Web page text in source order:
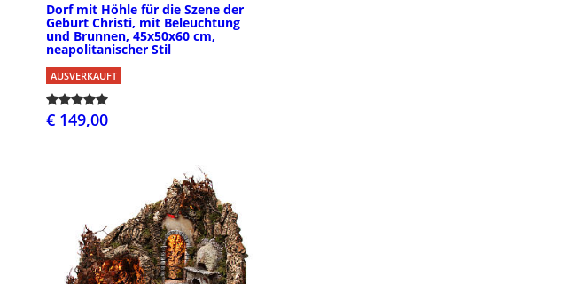
Dorf mit Höhle für die Szene der
Geburt Christi, mit Beleuchtung
und Brunnen, 45x50x60 cm,
neapolitanischer Stil
AUSVERKAUFT
€ 149,00